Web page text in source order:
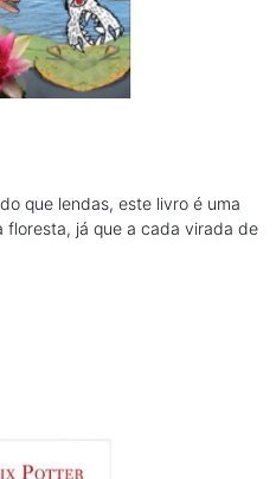
que lendas, este livro é uma
já que a cada virada de